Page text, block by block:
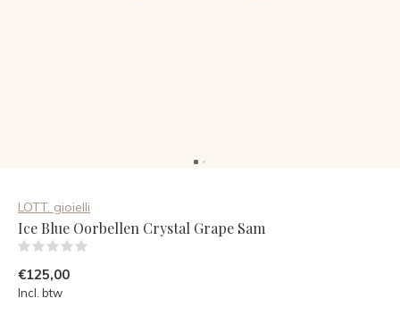
LOTT. gioielli
Ice Blue Oorbellen Crystal Grape Sam
€125,00
Incl. btw